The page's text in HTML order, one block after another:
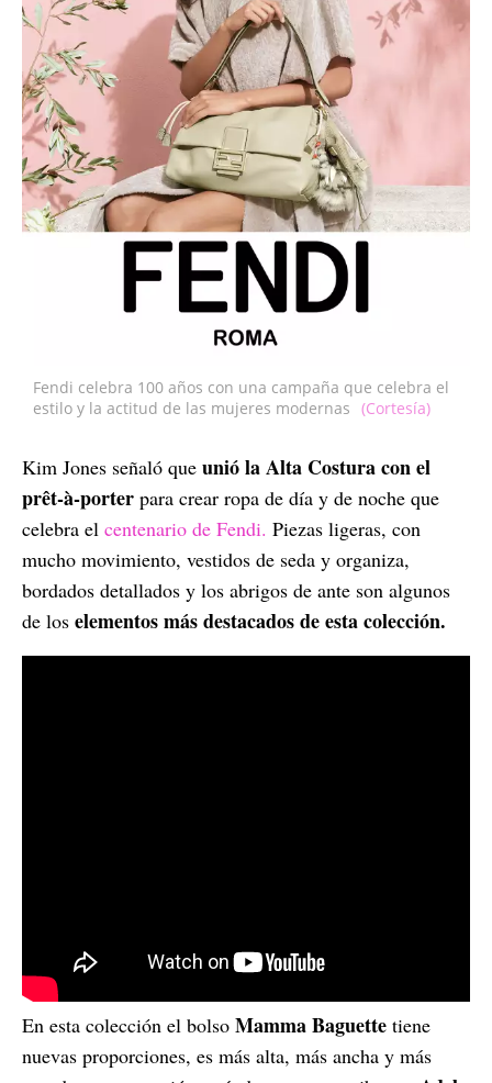
Fendi celebra 100 años con una campaña que celebra el
estilo y la actitud de las mujeres modernas (Cortesía)
Kim Jones señaló que unió la Alta Costura con el
prêt-à-porter para crear ropa de día y de noche que
celebra el centenario de Fendi. Piezas ligeras, con
mucho movimiento, vestidos de seda y organiza,
bordados detallados y los abrigos de ante son algunos
de los elementos más destacados de esta colección.
En esta colección el bolso Mamma Baguette tiene
nuevas proporciones, es más alta, más ancha y más